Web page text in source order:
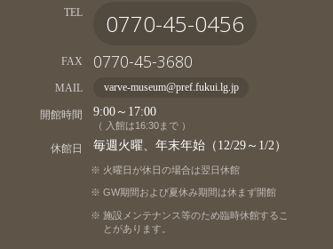
TEL 0770-45-0456
FAX 0770-45-3680
MAIL varve-museum@pref.fukui.lg.jp
開館時間 9:00～17:00
（ 入館は16:30まで ）
休館日 毎週火曜、年末年始（12/29～1/2）
火曜日が休日の場合は翌日休館
GW期間および夏休み期間は休まず開館
施設メンテナンス等のため臨時休館するこ
とがあります。